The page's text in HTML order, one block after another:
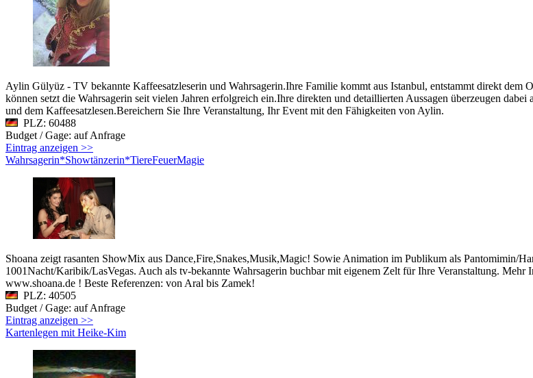
Aylin Gülyüz - TV bekannte Kaffeesatzleserin und Wahrsagerin.Ihre Familie kommt aus Istanbul, entstammt direkt dem
können setzt die Wahrsagerin seit vielen Jahren erfolgreich ein.Ihre direkten und detaillierten Aussagen überzeugen
und dem Kaffeesatzlesen.Bereichern Sie Ihre Veranstaltung, Ihr Event mit den Fähigkeiten von Aylin.
PLZ: 60488
Budget / Gage: auf Anfrage
Eintrag anzeigen >>
Wahrsagerin*Showtänzerin*TiereFeuerMagie
Shoana zeigt rasanten ShowMix aus Dance,Fire,Snakes,Musik,Magic! Sowie Animation im Publikum als Pantomimin/
1001Nacht/Karibik/LasVegas. Auch als tv-bekannte Wahrsagerin buchbar mit eigenem Zelt für Ihre Veranstaltung.
www.shoana.de ! Beste Referenzen: von Aral bis Zamek!
PLZ: 40505
Budget / Gage: auf Anfrage
Eintrag anzeigen >>
Kartenlegen mit Heike-Kim